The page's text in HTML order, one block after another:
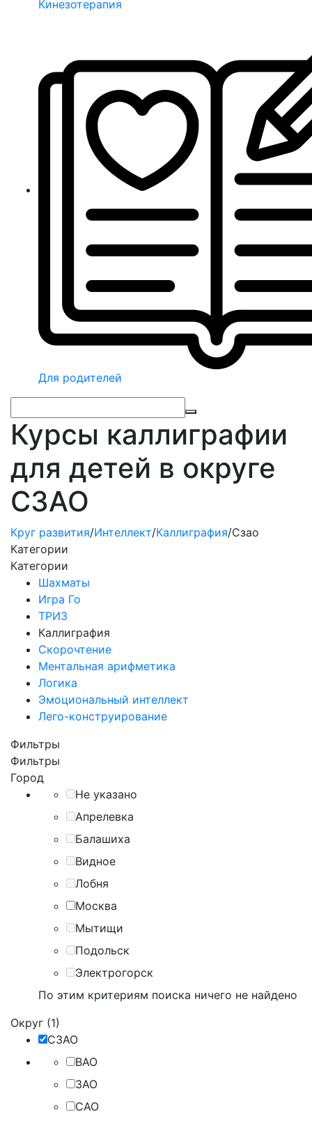
Кинезотерапия
Для родителей
Курсы каллиграфии
для детей в округе
СЗАО
Круг развития/Интеллект/Каллиграфия/Сзао
Категории
Категории
Шахматы
Игра Го
ТРИЗ
Каллиграфия
Скорочтение
Ментальная арифметика
Логика
Эмоциональный интеллект
Лего-конструирование
Фильтры
Фильтры
Город
Не указано
Апрелевка
Балашиха
Видное
Лобня
Москва
Мытищи
Подольск
Электрогорск
По этим критериям поиска ничего не найдено
Округ (1)
СЗАО
ВАО
ЗАО
САО